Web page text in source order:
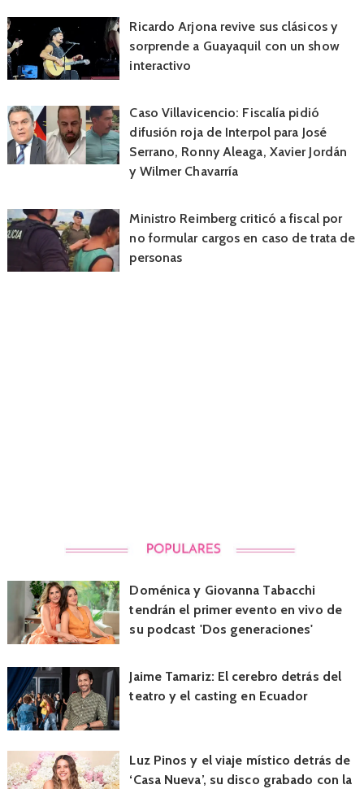
Ricardo Arjona revive sus clásicos y
sorprende a Guayaquil con un show
interactivo
Caso Villavicencio: Fiscalía pidió
difusión roja de Interpol para José
Serrano, Ronny Aleaga, Xavier Jordán
y Wilmer Chavarría
Ministro Reimberg criticó a fiscal por
no formular cargos en caso de trata de
personas
Doménica y Giovanna Tabacchi
tendrán el primer evento en vivo de
su podcast 'Dos generaciones'
Jaime Tamariz: El cerebro detrás del
teatro y el casting en Ecuador
Luz Pinos y el viaje místico detrás de
‘Casa Nueva’, su disco grabado con la